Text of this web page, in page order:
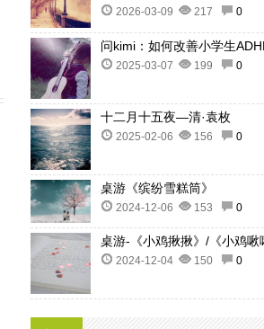
2026-03-09 217 0
问kimi：如何改善小学生
2025-03-07 199 0
十二月十五夜—清·袁枚
2025-02-06 156 0
桌游《缤纷雪糕筒》
2024-12-06 153 0
桌游-《小鸡揪揪》/《小鸡啾
2024-12-04 150 0